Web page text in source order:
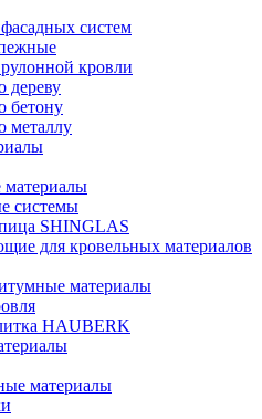
систем
кровли
дереву
бетону
металлу
системы
SHINGLAS
для кровельных материалов
материалы
HAUBERK
материалы